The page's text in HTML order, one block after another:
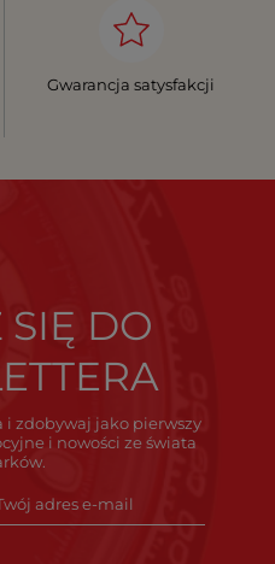
Gwarancja satysfakcji
SIĘ DO
i zdobywaj jako pierwszy
i nowości ze świata